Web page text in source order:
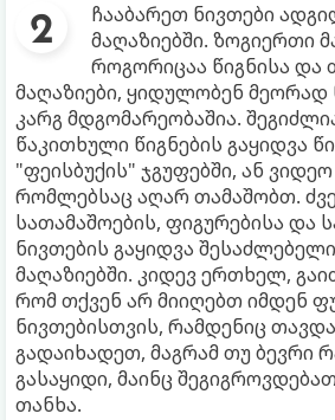
ჩააბარეთ ნივთები
მაღაზიებში. ზოგიერთი
როგორიცაა წიგნისა და
მაღაზიები, ყიდულობენ მეორად
კარგ მდგომარეობაშია.
წაკითხული წიგნების გაყიდვა
"ფეისბუქის" ჯგუფებში, ან
რომლებსაც აღარ თამაშობთ.
სათამაშოების, ფიგურებისა და
ნივთების გაყიდვა
მაღაზიებში. კიდევ ერთხელ,
რომ თქვენ არ მიიღებთ იმდენ
ნივთებისთვის, რამდენიც
გადაიხადეთ, მაგრამ თუ ბევრი
გასაყიდი, მაინც
თანხა.